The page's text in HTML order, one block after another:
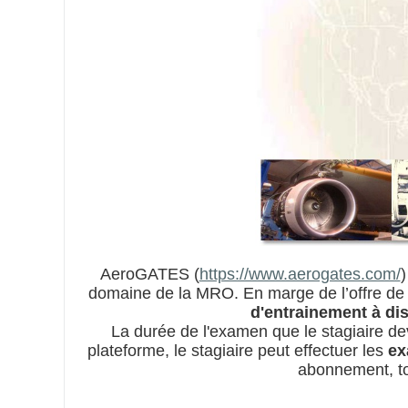
AeroGATES (https://www.aerogates.com/
domaine de la MRO. En marge de l’offre
d'entrainement à
La durée de l'examen que le stagiaire
plateforme, le stagiaire peut effectuer les
abonnement,